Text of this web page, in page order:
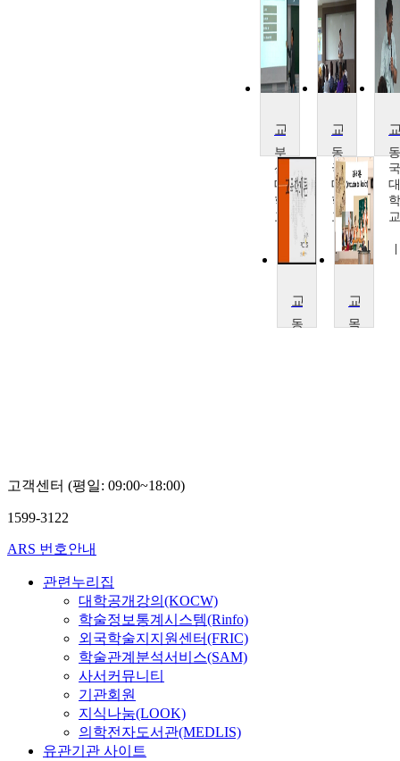
부
산
대
학
교
창
언
동
국
대
학
교
김
상
무
동
국
대
학
교
동
목
고객센터 (평일: 09:00~18:00)
1599-3122
ARS 번호안내
관련누리집
대학공개강의(KOCW)
학술정보통계시스템(Rinfo)
외국학술지지원센터(FRIC)
학술관계분석서비스(SAM)
사서커뮤니티
기관회원
지식나눔(LOOK)
의학전자도서관(MEDLIS)
유관기관 사이트